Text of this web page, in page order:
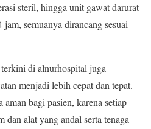
steril, hingga unit gawat darurat
semuanya dirancang sesuai
di alnurhospital juga
menjadi lebih cepat dan tepat.
bagi pasien, karena setiap
alat yang andal serta tenaga